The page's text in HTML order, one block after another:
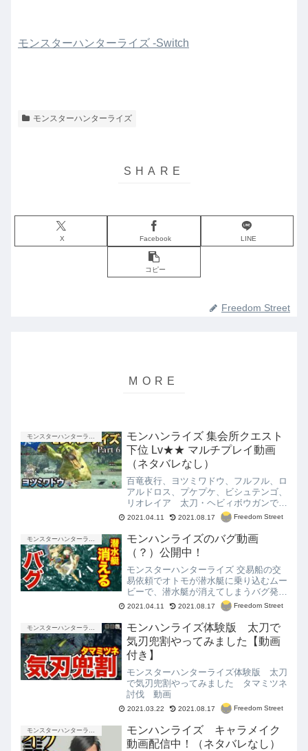
モンスターハンターライズ -Switch
モンスターハンターライズ
X Facebook LINE
コピー
Freedom Street
モンスターハンターライズ
モンハンライズ 集会所クエスト
下位 Lv★★ マルチプレイ動画
（ネタバレなし）
百竜夜行、ヨツミワドウ、フルフル、ロ
アルドロス、プケプケ、ビシュテンゴ、
リオレイア 太刀・ヘビィボウガンで攻
略！
2021.04.11 2021.08.17 Freedom Street
モンスターハンターライズ
モンハンライズのバグ動画
（？）公開中！
モンスターハンターライズ 交易船の交
易依頼でオトモが潜水艇に乗り込むムー
ビーで、潜水艇が消えてしまうバグ発
生！ラージャンが誰もいない壁に向かっ
てぴょんぴょんジャンプし続ける？
2021.04.11 2021.08.17 Freedom Street
モンハンライズ体験版 太刀で
気刃兜割やってみました【動画
付き】
モンスターハンターライズ体験版 太刀
で気刃兜割やってみました タマミツネ
討伐 動画
2021.03.22 2021.08.17 Freedom Street
モンハンライズ キャラメイク
動画配信中！（ネタバレなし）